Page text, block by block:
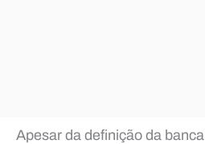
Apesar da definição da